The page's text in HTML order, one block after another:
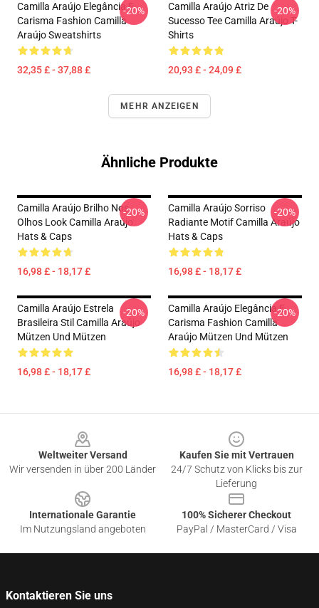
Camilla Araújo Elegância E
Carisma Fashion Camilla
Araújo Sweatshirts
32,35 £ - 37,88 £
-20%
Camilla Araújo Atriz De
Sucesso Tee Camilla Araújo T-
Shirts
20,93 £ - 24,09 £
-20%
MEHR ANZEIGEN
Ähnliche Produkte
Camilla Araújo Brilho Nos
Olhos Look Camilla Araújo
Hats & Caps
16,98 £ - 18,17 £
-20%
Camilla Araújo Sorriso
Radiante Motif Camilla Araújo
Hats & Caps
16,98 £ - 18,17 £
-20%
Camilla Araújo Estrela
Brasileira Stil Camilla Araújo
Mützen Und Mützen
16,98 £ - 18,17 £
-20%
Camilla Araújo Elegância E
Carisma Fashion Camilla
Araújo Mützen Und Mützen
16,98 £ - 18,17 £
-20%
Weltweiter Versand
Wir versenden in über 200 Länder
Kaufen Sie mit Vertrauen
24/7 Schutz von Klicks bis zur
Lieferung
Internationale Garantie
Im Nutzungsland angeboten
100% Sicherer Checkout
PayPal / MasterCard / Visa
Kontaktieren Sie uns